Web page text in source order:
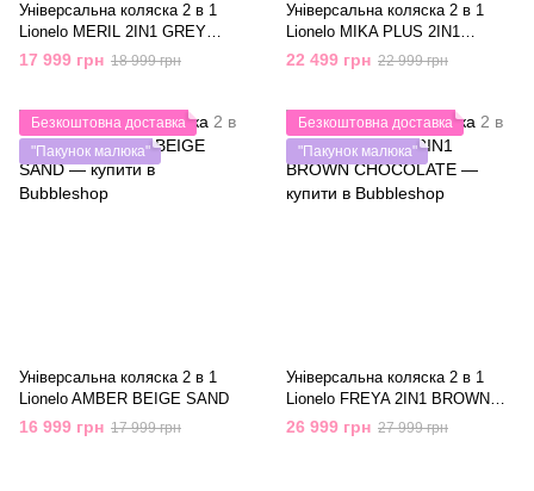
Універсальна коляска 2 в 1
Lionelo MERIL 2IN1 GREY
STONE
17 999 грн 18 999 грн
Універсальна коляска 2 в 1
Lionelo MIKA PLUS 2IN1
MOCHA MOUSSE
22 499 грн 22 999 грн
Безкоштовна доставка
"Пакунок малюка"
Універсальна коляска 2 в 1
Lionelo AMBER BEIGE SAND
16 999 грн 17 999 грн
Безкоштовна доставка
"Пакунок малюка"
Універсальна коляска 2 в 1
Lionelo FREYA 2IN1 BROWN
CHOCOLATE
26 999 грн 27 999 грн